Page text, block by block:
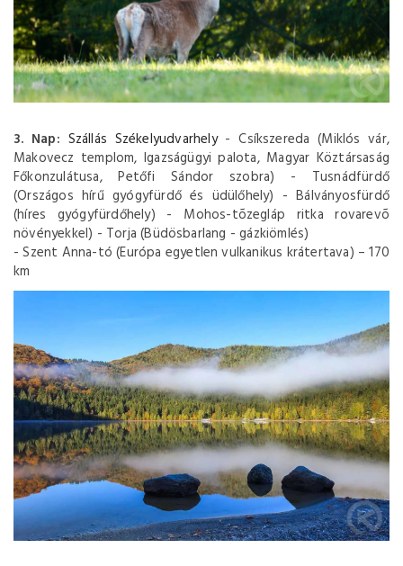
3. Nap: Szállás Székelyudvarhely- Csíkszereda (Miklós vár,
Makovecz templom, Igazságügyi palota, Magyar Köztársaság
Főkonzulátusa, Petőfi Sándor szobra) - Tusnádfürdő
(Országos hírű gyógyfürdő és üdülőhely) - Bálványosfürdő
(híres gyógyfürdőhely) - Mohos-tõzegláp ritka rovarevõ
növényekkel) - Torja (Büdösbarlang - gázkiömlés)
- Szent Anna-tó (Európa egyetlen vulkanikus krátertava) – 170
km